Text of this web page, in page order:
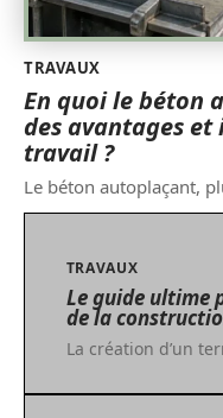
TRAVAUX
En quoi le béton
des avantages
travail ?
Le béton autoplaçant,
TRAVAUX
Le guide ultime
de la
La création d’un